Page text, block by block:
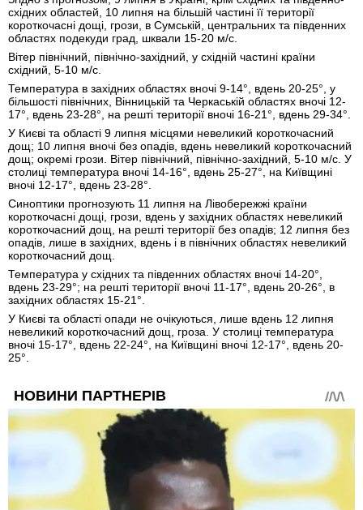
східних областей, 10 липня на більшій частині її території
короткочасні дощі, грози, в Сумській, центральних та південних
областях подекуди град, шквали 15-20 м/с.
Вітер північний, північно-західний, у східній частині країни
східний, 5-10 м/с.
Температура в західних областях вночі 9-14°, вдень 20-25°, у
більшості північних, Вінницькій та Черкаській областях вночі 12-
17°, вдень 23-28°, на решті території вночі 16-21°, вдень 29-34°.
У Києві та області 9 липня місцями невеликий короткочасний
дощ; 10 липня вночі без опадів, вдень невеликий короткочасний
дощ; окремі грози. Вітер північний, північно-західний, 5-10 м/с. У
столиці температура вночі 14-16°, вдень 25-27°, на Київщині
вночі 12-17°, вдень 23-28°.
Синоптики прогнозують 11 липня на Лівобережжі країни
короткочасні дощі, грози, вдень у західних областях невеликий
короткочасний дощ, на решті території без опадів; 12 липня без
опадів, лише в західних, вдень і в північних областях невеликий
короткочасний дощ.
Температура у східних та південних областях вночі 14-20°,
вдень 23-29°; на решті території вночі 11-17°, вдень 20-26°, в
західних областях 15-21°.
У Києві та області опади не очікуються, лише вдень 12 липня
невеликий короткочасний дощ, гроза. У столиці температура
вночі 15-17°, вдень 22-24°, на Київщині вночі 12-17°, вдень 20-
25°.